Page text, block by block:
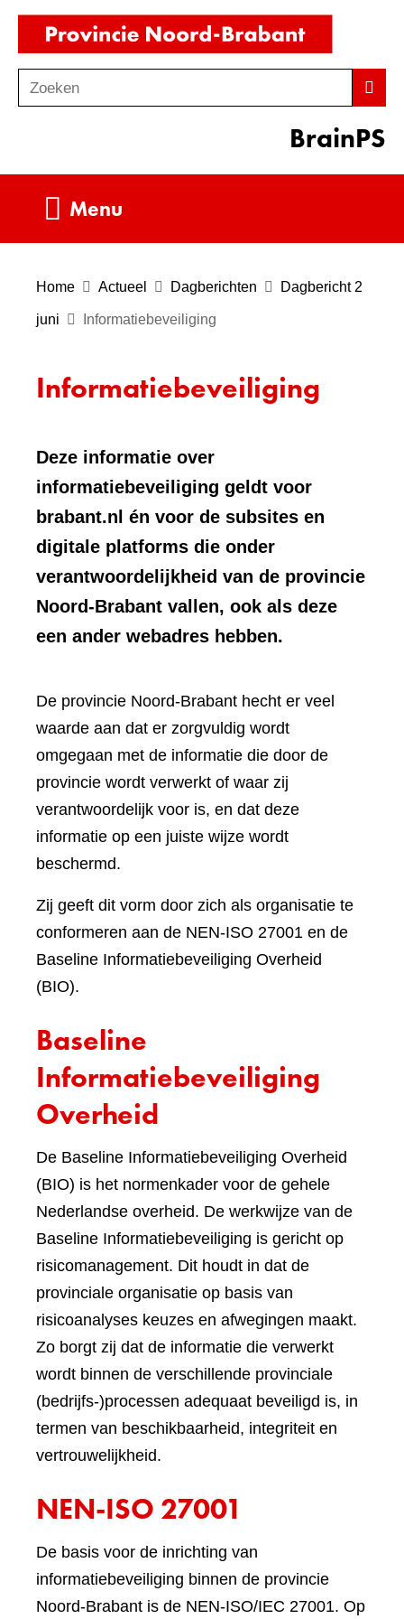
Ga
de
inhoud
o
Zoeken
BrainPS
Menu
Home Actueel Dagberichten Dagbericht 2
juni Informatiebeveiliging
Informatiebeveiliging
Deze informatie over
informatiebeveiliging geldt voor
brabant.nl én voor de subsites en
digitale platforms die onder
verantwoordelijkheid van de provincie
Noord-Brabant vallen, ook als deze
een ander webadres hebben.
De provincie Noord-Brabant hecht er veel
waarde aan dat er zorgvuldig wordt
omgegaan met de informatie die door de
provincie wordt verwerkt of waar zij
verantwoordelijk voor is, en dat deze
informatie op een juiste wijze wordt
beschermd.
Zij geeft dit vorm door zich als organisatie te
conformeren aan de NEN-ISO 27001 en de
Baseline Informatiebeveiliging Overheid
(BIO).
Baseline
Informatiebeveiliging
Overheid
De Baseline Informatiebeveiliging Overheid
(BIO) is het normenkader voor de gehele
Nederlandse overheid. De werkwijze van de
Baseline Informatiebeveiliging is gericht op
risicomanagement. Dit houdt in dat de
provinciale organisatie op basis van
risicoanalyses keuzes en afwegingen maakt.
Zo borgt zij dat de informatie die verwerkt
wordt binnen de verschillende provinciale
(bedrijfs-)processen adequaat beveiligd is, in
termen van beschikbaarheid, integriteit en
vertrouwelijkheid.
NEN-ISO 27001
De basis voor de inrichting van
informatiebeveiliging binnen de provincie
Noord-Brabant is de NEN-ISO/IEC 27001. Op